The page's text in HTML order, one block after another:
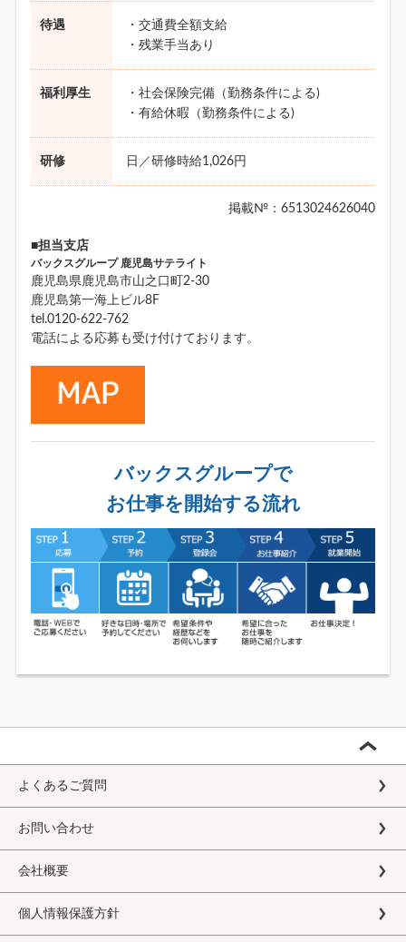
待遇
・交通費全額支給
・残業手当あり
福利厚生
・社会保険完備（勤務条件による)
・有給休暇（勤務条件による)
研修 日／研修時給1,026円
掲載№：6513024626040
■担当支店
バックスグループ 鹿児島サテライト
鹿児島県鹿児島市山之口町2-30
鹿児島第一海上ビル8F
tel.0120-622-762
電話による応募も受け付けております。
バックスグループで
お仕事を開始する流れ
よくあるご質問
お問い合わせ
会社概要
個人情報保護方針